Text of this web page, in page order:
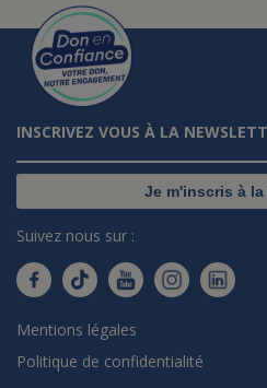
INSCRIVEZ VOUS À LA
Je m'inscris à
Suivez nous sur :
Mentions légales
Politique de confidentialité